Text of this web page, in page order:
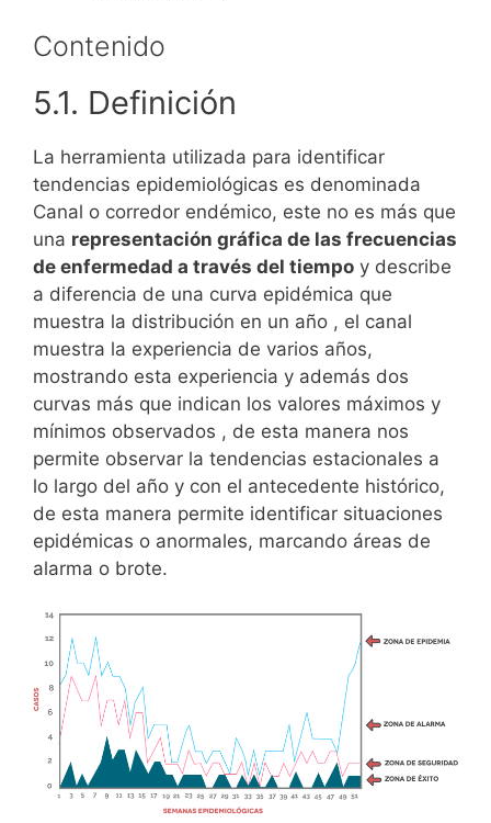
Contenido
5.1. Definición
La herramienta utilizada para identificar
tendencias epidemiológicas es denominada
Canal o corredor endémico, este no es más que
una representación gráfica de las frecuencias
de enfermedad a través del tiempo y describe
a diferencia de una curva epidémica que
muestra la distribución en un año , el canal
muestra la experiencia de varios años,
mostrando esta experiencia y además dos
curvas más que indican los valores máximos y
mínimos observados , de esta manera nos
permite observar la tendencias estacionales a
lo largo del año y con el antecedente histórico,
de esta manera permite identificar situaciones
epidémicas o anormales, marcando áreas de
alarma o brote.